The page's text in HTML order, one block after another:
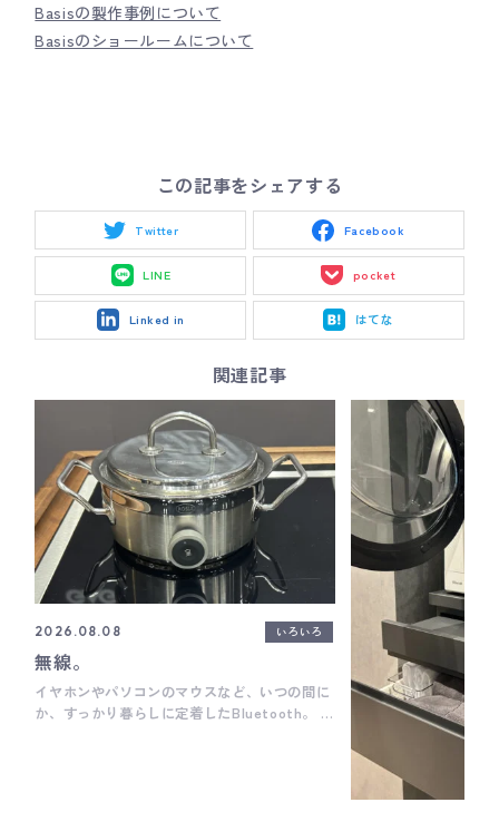
Basisの製作事例について
Basisのショールームについて
この記事をシェアする
Twitter Facebook
LINE pocket
Linked in はてな
関連記事
2026.08.08 いろいろ
無線。
イヤホンやパソコンのマウスなど、いつの間に
か、すっかり暮らしに定着したBluetooth。 ブ